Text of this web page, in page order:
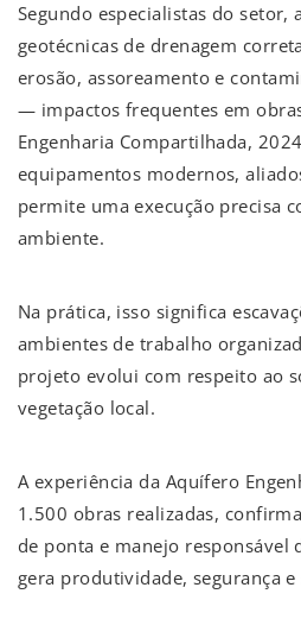
Segundo especialistas do setor,
geotécnicas de drenagem
erosão, assoreamento e
— impactos frequentes em
Engenharia Compartilhada,
equipamentos modernos,
permite uma execução precisa
ambiente.
Na prática, isso significa
ambientes de trabalho
projeto evolui com respeito ao
vegetação local.
A experiência da Aquífero
1.500 obras realizadas,
de ponta e manejo responsável
gera produtividade, segurança